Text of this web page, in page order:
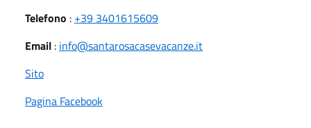
Telefono : +39 3401615609
Email : info@santarosacasevacanze.it
Sito
Pagina Facebook